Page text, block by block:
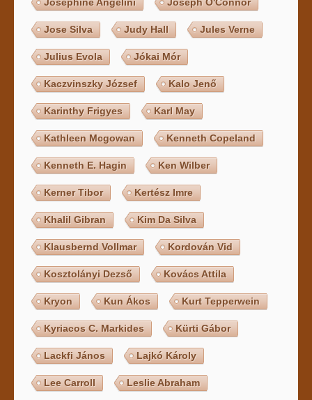
Jose Silva Judy Hall Jules Verne
Julius Evola Jókai Mór
Kaczvinszky József Kalo Jenő
Karinthy Frigyes Karl May
Kathleen Mcgowan Kenneth Copeland
Kenneth E. Hagin Ken Wilber
Kerner Tibor Kertész Imre
Khalil Gibran Kim Da Silva
Klausbernd Vollmar Kordován Vid
Kosztolányi Dezső Kovács Attila
Kryon Kun Ákos Kurt Tepperwein
Kyriacos C. Markides Kürti Gábor
Lackfi János Lajkó Károly
Lee Carroll Leslie Abraham